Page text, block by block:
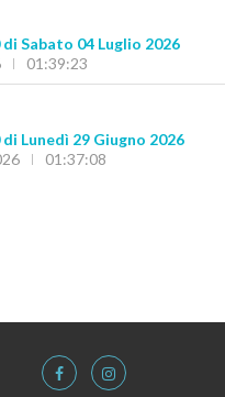
di Sabato 04 Luglio 2026
01:39:23
Lunedì 29 Giugno 2026
01:37:08